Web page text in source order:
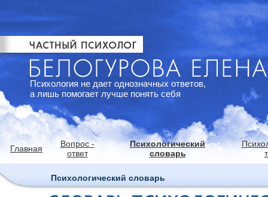
Психология не дает однозначных ответов,
а лишь помогает лучше понять себя
Главная
Вопрос -
ответ
Психологический
словарь
Психологический словарь